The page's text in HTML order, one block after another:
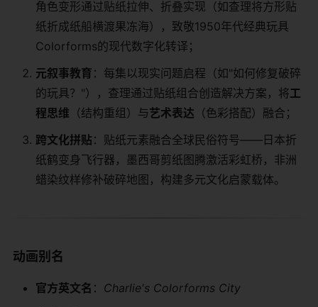
角色变形通过贴纸拉伸、折叠实现（如查理将方形贴
纸折成纸船横渡果冻海），致敬1950年代经典玩具
Colorforms的现代数字化转译；
​元叙事教育​ ​：每集以现实问题启程（如"如何修复破碎
的玩具？"），查理通过贴纸组合创造解决方案，将​​工
程思维​ ​（结构重组）与​​艺术表达​ ​（色彩搭配）融合；
​跨文化拼贴​ ​：贴纸元素融合全球民俗符号——日本折
纸鹤变身飞行器，墨西哥剪纸图腾激活彩虹桥，非洲
蜡染纹样修补破碎地图，构建多元文化启蒙载体。
​动画别名​
​官方英文名​ ​： Charlie's Colorforms City